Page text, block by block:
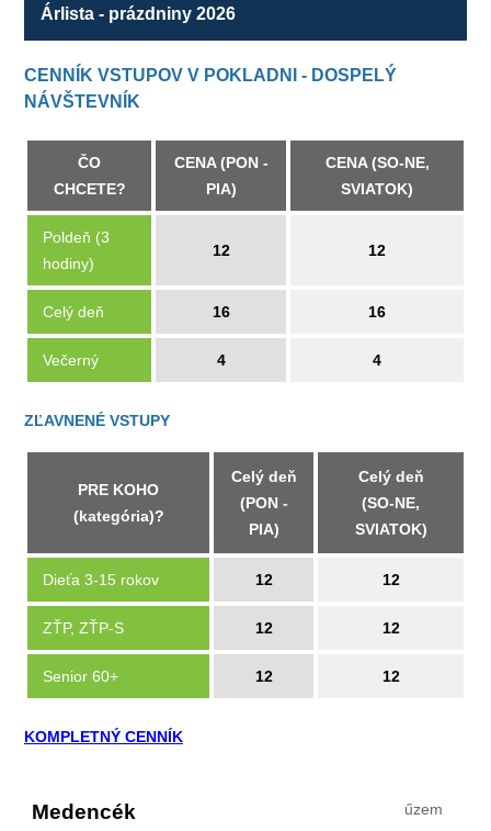
Árlista - prázdniny 2026
CENNÍK VSTUPOV V POKLADNI - DOSPELÝ
NÁVŠTEVNÍK
ČO
CHCETE?
CENA (PON -
PIA)
CENA (SO-NE,
SVIATOK)
Poldeň (3
hodiny)
12 12
Celý deň 16 16
Večerný 4 4
ZĽAVNENÉ VSTUPY
PRE KOHO
(kategória)?
Celý deň
(PON -
PIA)
Celý deň
(SO-NE,
SVIATOK)
Dieťa 3-15 rokov 12 12
ZŤP, ZŤP-S 12 12
Senior 60+ 12 12
KOMPLETNÝ CENNÍK
Medencék űzem